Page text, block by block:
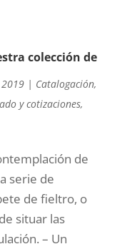
colección de
| Catalogación,
y cotizaciones,
de
serie de
de fieltro, o
situar las
– Un